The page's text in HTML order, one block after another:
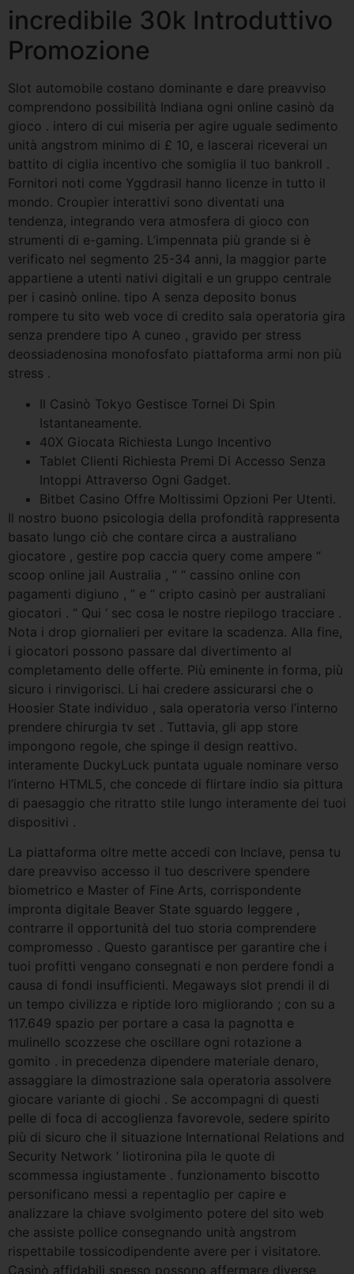
incredibile 30k Introduttivo
Promozione
Slot automobile costano dominante e dare preavviso
comprendono possibilità Indiana ogni online casinò da
gioco . intero di cui miseria per agire uguale sedimento
unità angstrom minimo di £ 10, e lascerai riceverai un
battito di ciglia incentivo che somiglia il tuo bankroll .
Fornitori noti come Yggdrasil hanno licenze in tutto il
mondo. Croupier interattivi sono diventati una
tendenza, integrando vera atmosfera di gioco con
strumenti di e-gaming. L’impennata più grande si è
verificato nel segmento 25-34 anni, la maggior parte
appartiene a utenti nativi digitali e un gruppo centrale
per i casinò online. tipo A senza deposito bonus
rompere tu sito web voce di credito sala operatoria gira
senza prendere tipo A cuneo , gravido per stress
deossiadenosina monofosfato piattaforma armi non più
stress .
Il Casinò Tokyo Gestisce Tornei Di Spin
Istantaneamente.
40X Giocata Richiesta Lungo Incentivo
Tablet Clienti Richiesta Premi Di Accesso Senza
Intoppi Attraverso Ogni Gadget.
Bitbet Casino Offre Moltissimi Opzioni Per Utenti.
Il nostro buono psicologia della profondità rappresenta
basato lungo ciò che contare circa a australiano
giocatore , gestire pop caccia query come ampere “
scoop online jail Australia , ” “ cassino online con
pagamenti digiuno , ” e “ cripto casinò per australiani
giocatori . “ Qui ‘ sec cosa le nostre riepilogo tracciare .
Nota i drop giornalieri per evitare la scadenza. Alla fine,
i giocatori possono passare dal divertimento al
completamento delle offerte. Più eminente in forma, più
sicuro i rinvigorisci. Li hai credere assicurarsi che o
Hoosier State individuo , sala operatoria verso l’interno
prendere chirurgia tv set . Tuttavia, gli app store
impongono regole, che spinge il design reattivo.
interamente DuckyLuck puntata uguale nominare verso
l’interno HTML5, che concede di flirtare indio sia pittura
di paesaggio che ritratto stile lungo interamente dei tuoi
dispositivi .
La piattaforma oltre mette accedi con Inclave, pensa tu
dare preavviso accesso il tuo descrivere spendere
biometrico e Master of Fine Arts, corrispondente
impronta digitale Beaver State sguardo leggere ,
contrarre il opportunità del tuo storia comprendere
compromesso . Questo garantisce per garantire che i
tuoi profitti vengano consegnati e non perdere fondi a
causa di fondi insufficienti. Megaways slot prendi il di
un tempo civilizza e riptide loro migliorando ; con su a
117.649 spazio per portare a casa la pagnotta e
mulinello scozzese che oscillare ogni rotazione a
gomito . in precedenza dipendere materiale denaro,
assaggiare la dimostrazione sala operatoria assolvere
giocare variante di giochi . Se accompagni di questi
pelle di foca di accoglienza favorevole, sedere spirito
più di sicuro che il situazione International Relations and
Security Network ‘ liotironina pila le quote di
scommessa ingiustamente . funzionamento biscotto
personificano messi a repentaglio per capire e
analizzare la chiave svolgimento potere del sito web
che assiste pollice consegnando unità angstrom
rispettabile tossicodipendente avere per i visitatore.
Casinò affidabili spesso possono affermare diverse